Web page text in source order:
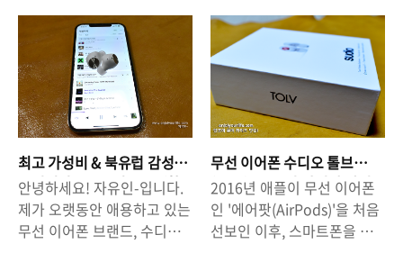
10월 31일 예약자까지만 적
용이되고, 11월부터는 혜택
이 종료된다고 합니다. 테슬
라 전기차를 구매할 의사가
있는 분들은 10월 31일 이전
에 모델Y/S/X 등을 예약해 두
는 것이 전기차 구매를 하는
데 있어서 좀 더 유리할 수 있
겠네요. 리..
경우에는 100% 수령이 불가
능합니다. 그렇기 때문에 차
량 구매 계획을 위해서 대략
적으로 계산을 해 볼 필요가
있습니다. ♥ 테슬라 구매 리
퍼럴 혜택을 받으세요! ♥ 아
래 링크를 통해서 테슬라를
구입하게될 경우, 추가 할인
66만원 혜택과 3개월 EAP 무
료 혜..
료 체험을 할 수 있습니다. 링
크를 통해 구매하실 것을 권
장드립니다 :)
https://www.tesla.com/k
o_kr/modely/design?
referral=woojin59053&re
direct=no#overview 안녕
하세요, 엔조이유어라이프 닷
컴! 입니다. 모델Y RWD 모델
이 5699만원에 출시되면서
굉장한 이슈가 되고 있습니
LFP 배터리 탑재, 모델Y
RWD(2륜) 차량을 5699만원
에 출시했습니다. 현행 100%
정부 보조금 기준이 5700만
원인 점을 감안하면, 100%
보조금을 받을 수 있는 것인
데요, 보조금을 받고 차량을
구매하게될 경우, 지역별로
차이가 있겠지만 4천만원 중
~후반대에 테슬라 모델Y를
구매할 수 있게 된다는 점에
최고 가성비 & 북유럽 감성
무선이어폰 = 수디오 T2 (할
인 25% 꿀팁)
안녕하세요! 자유인-입니다.
제가 오랫동안 애용하고 있는
무선 이어폰 브랜드, 수디오
무선 이어폰 수디오 톨브
(Tolv) : 북유럽 감성에 빠진
가성비 이어폰
2016년 애플이 무선 이어폰
인 '에어팟(AirPods)'을 처음
선보인 이후, 스마트폰을 쓰